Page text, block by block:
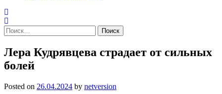
Найти:
Лера Кудрявцева страдает от сильных
болей
Posted on 26.04.2024 by netversion